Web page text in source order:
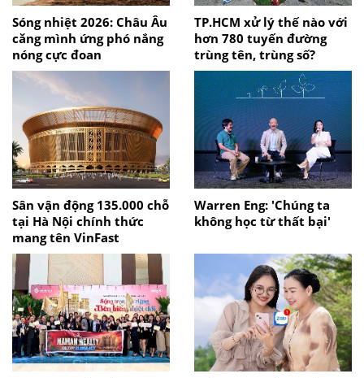
Sóng nhiệt 2026: Châu Âu
căng mình ứng phó nắng
nóng cực đoan
TP.HCM xử lý thế nào với
hơn 780 tuyến đường
trùng tên, trùng số?
Sân vận động 135.000 chỗ
tại Hà Nội chính thức
mang tên VinFast
Warren Eng: 'Chúng ta
không học từ thất bại'